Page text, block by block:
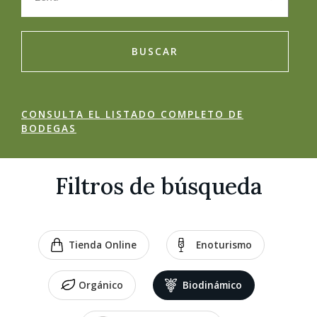
BUSCAR
CONSULTA EL LISTADO COMPLETO DE
BODEGAS
Filtros de búsqueda
Tienda Online Enoturismo
Orgánico Biodinámico